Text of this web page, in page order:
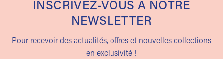
INSCRIVEZ-VOUS À NOTRE
NEWSLETTER
Pour recevoir des actualités, offres et nouvelles collections
en exclusivité !